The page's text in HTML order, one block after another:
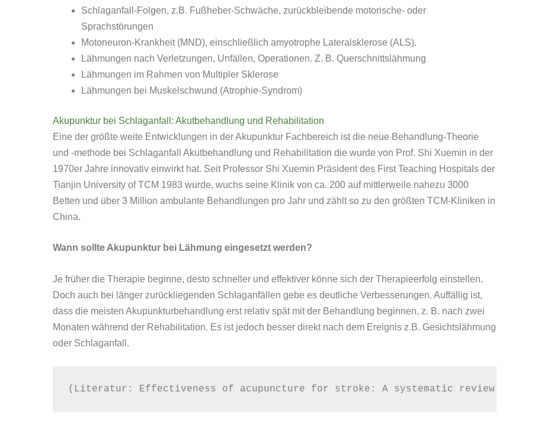
Schlaganfall-Folgen, z.B. Fußheber-Schwäche, zurückbleibende motorische- oder
Sprachstörungen
Motoneuron-Krankheit (MND), einschließlich amyotrophe Lateralsklerose (ALS).
Lähmungen nach Verletzungen, Unfällen, Operationen. Z. B. Querschnittslähmung
Lähmungen im Rahmen von Multipler Sklerose
Lähmungen bei Muskelschwund (Atrophie-Syndrom)
Akupunktur bei Schlaganfall: Akutbehandlung und Rehabilitation
Eine der größte weite Entwicklungen in der Akupunktur Fachbereich ist die neue Behandlung-Theorie
und -methode bei Schlaganfall Akutbehandlung und Rehabilitation die wurde von Prof. Shi Xuemin in der
1970er Jahre innovativ einwirkt hat. Seit Professor Shi Xuemin Präsident des First Teaching Hospitals der
Tianjin University of TCM 1983 wurde, wuchs seine Klinik von ca. 200 auf mittlerweile nahezu 3000
Betten und über 3 Million ambulante Behandlungen pro Jahr und zählt so zu den größten TCM-Kliniken in
China.
Wann sollte Akupunktur bei Lähmung eingesetzt werden?
Je früher die Therapie beginne, desto schneller und effektiver könne sich der Therapieerfolg einstellen.
Doch auch bei länger zurückliegenden Schlaganfällen gebe es deutliche Verbesserungen. Auffällig ist,
dass die meisten Akupunkturbehandlung erst relativ spät mit der Behandlung beginnen, z. B. nach zwei
Monaten während der Rehabilitation. Es ist jedoch besser direkt nach dem Ereignis z.B. Gesichtslähmung
oder Schlaganfall.
(Literatur: Effectiveness of acupuncture for stroke: A systematic review. J